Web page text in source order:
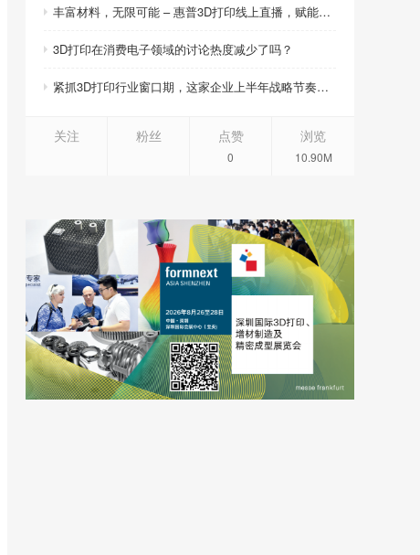
丰富材料，无限可能 – 惠普3D打印线上直播，赋能产品创新
3D打印在消费电子领域的讨论热度减少了吗？
紧抓3D打印行业窗口期，这家企业上半年战略节奏环环相扣
关注 粉丝 点赞
0
浏览
10.90M